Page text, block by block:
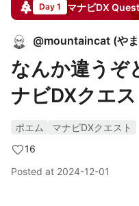
Day 1 マナビDX
@mountaincat (や
なんか違うぞ
ナビDXクエ
ポエム
マナビDXクエスト
16
Posted at 2024-12-01